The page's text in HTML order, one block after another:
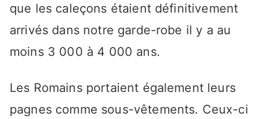
que les caleçons étaient définitivement
arrivés dans notre garde-robe il y a au
moins 3 000 à 4 000 ans.
Les Romains portaient également leurs
pagnes comme sous-vêtements. Ceux-ci